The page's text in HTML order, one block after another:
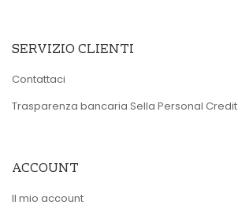
SERVIZIO CLIENTI
Contattaci
Trasparenza bancaria Sella Personal Credit
ACCOUNT
Il mio account